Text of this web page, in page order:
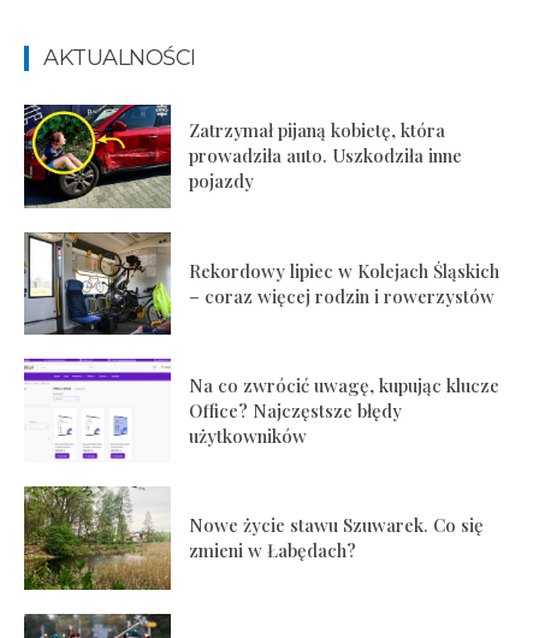
AKTUALNOŚCI
Zatrzymał pijaną kobietę, która
prowadziła auto. Uszkodziła inne
pojazdy
Rekordowy lipiec w Kolejach Śląskich
– coraz więcej rodzin i rowerzystów
Na co zwrócić uwagę, kupując klucze
Office? Najczęstsze błędy
użytkowników
Nowe życie stawu Szuwarek. Co się
zmieni w Łabędach?